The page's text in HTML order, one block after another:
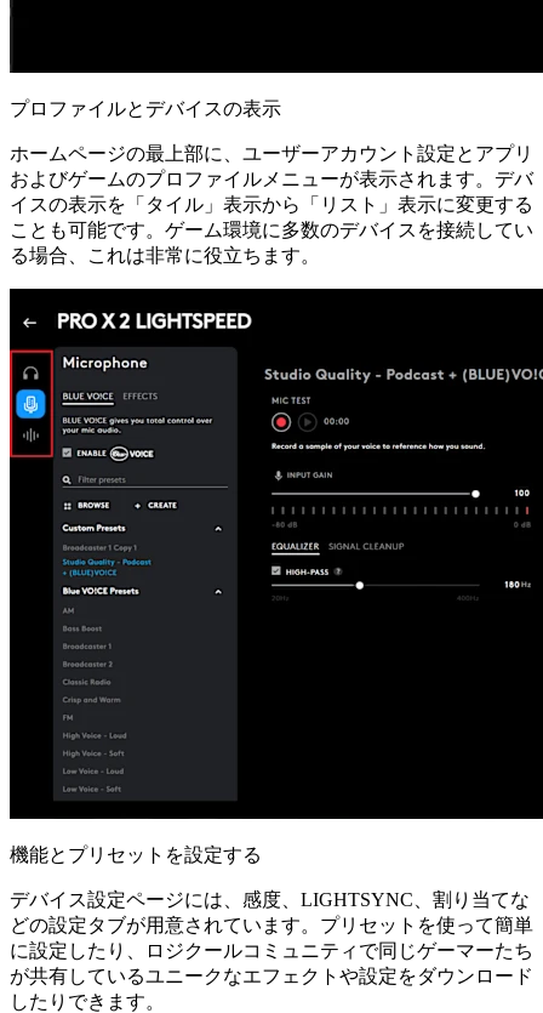
プロファイルとデバイスの表示
ホームページの最上部に、ユーザーアカウント設定とアプリ
およびゲームのプロファイルメニューが表示されます。デバ
イスの表示を「タイル」表示から「リスト」表示に変更する
ことも可能です。ゲーム環境に多数のデバイスを接続してい
る場合、これは非常に役立ちます。
機能とプリセットを設定する
デバイス設定ページには、感度、LIGHTSYNC、割り当てな
どの設定タブが用意されています。プリセットを使って簡単
に設定したり、ロジクールコミュニティで同じゲーマーたち
が共有しているユニークなエフェクトや設定をダウンロード
したりできます。